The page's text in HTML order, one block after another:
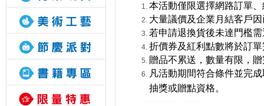
本活動僅限選擇網路訂單
大量議價及企業月結客戶
若申請退換貨後未達門檻
折價券及紅利點數將於訂
贈品不累送，數量有限，
凡活動期間符合條件並完
抽獎或贈點資格。